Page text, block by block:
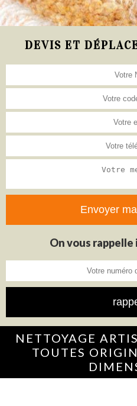
DEVIS ET
On vous
NETTOYAGE
TOUTES